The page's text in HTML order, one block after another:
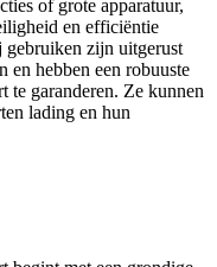
of grote apparatuur,
en efficiëntie
zijn uitgerust
en hebben een robuuste
te garanderen. Ze kunnen
lading en hun